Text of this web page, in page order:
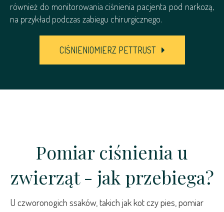
również do monitorowania ciśnienia pacjenta pod narkozą,
na przykład podczas zabiegu chirurgicznego.
CIŚNIENIOMIERZ PETTRUST
Pomiar ciśnienia u
zwierząt - jak przebiega?
U czworonogich ssaków, takich jak kot czy pies, pomiar